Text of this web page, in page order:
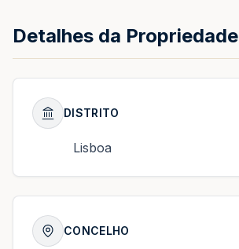
Detalhes da Propriedade
DISTRITO
Lisboa
CONCELHO